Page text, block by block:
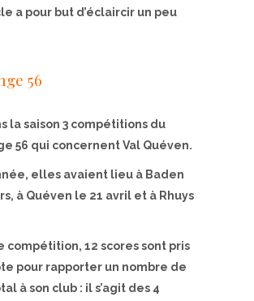
a pour but d’éclaircir un peu
56
la saison 3 compétitions du
56 qui concernent Val Quéven.
elles avaient lieu à Baden
à Quéven le 21 avril et à Rhuys
compétition, 12 scores sont pris
pour rapporter un nombre de
à son club : il s’agit des 4